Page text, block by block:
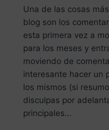
Una de las cosas
blog son los
esta primera vez a
para los meses y
moviendo de
interesante hacer un
los mismos (si
disculpas por
principales…